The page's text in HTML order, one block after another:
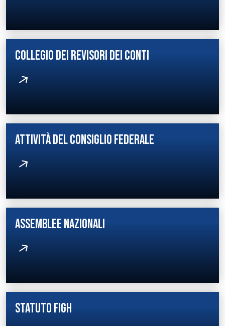
COLLEGIO DEI REVISORI DEI CONTI
ATTIVITÀ DEL CONSIGLIO FEDERALE
ASSEMBLEE NAZIONALI
STATUTO FIGH